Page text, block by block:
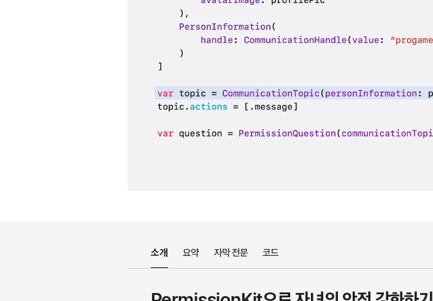
소개 요약 자막 전문 코드